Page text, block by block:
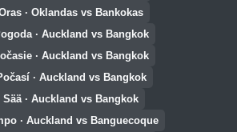
· Oklandas vs Bankokas
· Auckland vs Bangkok
· Auckland vs Bangkok
· Auckland vs Bangkok
Sää · Auckland vs Bangkok
· Auckland vs Banguecoque